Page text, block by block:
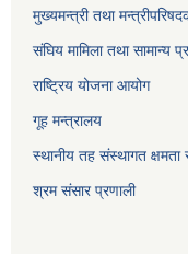
मुख्यमन्त्री तथा
संघिय मामिला तथा सामान्य
राष्ट्रिय योजना आयोग
गूह मन्त्रालय
स्थानीय तह संस्थागत
श्रम संसार प्रणाली